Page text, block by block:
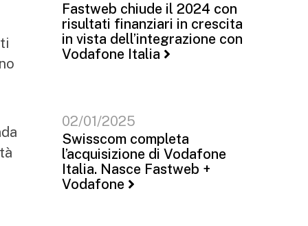
Fastweb chiude il 2024 con
risultati finanziari in crescita
in vista dell’integrazione con
Vodafone Italia
02/01/2025
Swisscom completa
l’acquisizione di Vodafone
Italia. Nasce Fastweb +
Vodafone